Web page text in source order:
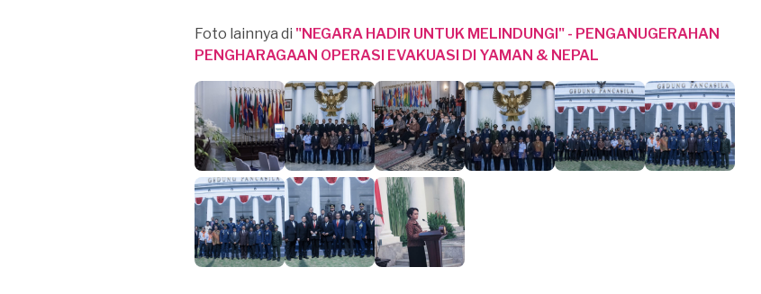
Foto lainnya di "NEGARA HADIR UNTUK MELINDUNGI" - PENGANUGERAHAN
PENGHARAGAAN OPERASI EVAKUASI DI YAMAN & NEPAL